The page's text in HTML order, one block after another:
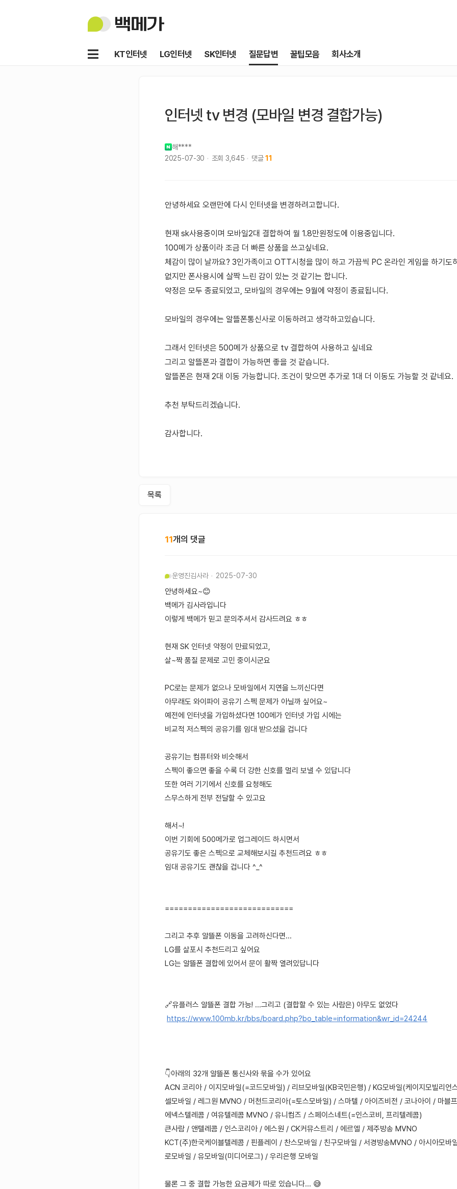
백
KT인터넷
LG인터넷 SK인터넷 질문답변 꿀팁모음 회사소개
메
인터넷 tv 변경 (모바일 변경 결합가능)
해****
2025-07-30
조회 3,645 댓글 11
안녕하세요 오랜만에 다시 인터넷을 변경하려고합니다.
현재 sk사용중이며 모바일2대 결합하여 월 1.8만원정도에 이용중입니다.
100메가 상품이라 조금 더 빠른 상품을 쓰고싶네요.
체감이 많이 날까요? 3인가족이고 OTT시청을 많이 하고 가끔씩 PC 온라인 게임을 하기도
없지만 폰사용시에 살짝 느린 감이 있는 것 같기는 합니다.
약정은 모두 종료되었고, 모바일의 경우에는 9월에 약정이 종료됩니다.
모바일의 경우에는 알뜰폰통신사로 이동하려고 생각하고있습니다.
그래서 인터넷은 500메가 상품으로 tv 결합하여 사용하고 싶네요
그리고 알뜰폰과 결합이 가능하면 좋을 것 같습니다.
알뜰폰은 현재 2대 이동 가능합니다. 조건이 맞으면 추가로 1대 더 이동도 가능할 것 같네요.
추천 부탁드리겠습니다.
감사합니다.
목록
11개의 댓글
운영진김사라 2025-07-30
안녕하세요~😊
백메가 김사라입니다
이렇게 백메가 믿고 문의주셔서 감사드려요 ㅎㅎ
현재 SK 인터넷 약정이 만료되었고,
살~짝 품질 문제로 고민 중이시군요
PC로는 문제가 없으나 모바일에서 지연을 느끼신다면
아무래도 와이파이 공유기 스펙 문제가 아닐까 싶어요~
예전에 인터넷을 가입하셨다면 100메가 인터넷 가입 시에는
비교적 저스펙의 공유기를 임대 받으셨을 겁니다
공유기는 컴퓨터와 비슷해서
스펙이 좋으면 좋을 수록 더 강한 신호를 멀리 보낼 수 있답니다
또한 여러 기기에서 신호를 요청해도
스무스하게 전부 전달할 수 있고요
해서~!
이번 기회에 500메가로 업그레이드 하시면서
공유기도 좋은 스펙으로 교체해보시길 추천드려요 ㅎㅎ
임대 공유기도 괜찮을 겁니다 ^_^
============================
그리고 추후 알뜰폰 이동을 고려하신다면...
LG를 살포시 추천드리고 싶어요
LG는 알뜰폰 결합에 있어서 문이 활짝 열려있답니다
🔗유플러스 알뜰폰 결합 가능! ...그리고 (결합할 수 있는 사람은) 아무도 없었다
https://www.100mb.kr/bbs/board.php?bo_table=information&wr_id=24244
👇아래의 32개 알뜰폰 통신사와 묶을 수가 있어요
ACN 코리아 / 이지모바일(=코드모바일) / 리브모바일(KB국민은행) / KG모바일(케이지모빌리언
셀모바일 / 레그원 MVNO / 머천드코리아(=토스모바일) / 스마텔 / 아이즈비전 / 코나아이 / 마블
에넥스텔레콤 / 여유텔레콤 MVNO / 유니컴즈 / 스페이스네트(=인스코비, 프리텔레콤)
큰사람 / 앤텔레콤 / 인스코리아 / 에스원 / CK커뮤스트리 / 에르엘 / 제주방송 MVNO
KCT(주)한국케이블텔레콤 / 핀플레이 / 찬스모바일 / 친구모바일 / 서경방송MVNO / 아시아모바
로모바일 / 유모바일(미디어로그) / 우리은행 모바일
물론 그 중 결합 가능한 요금제가 따로 있습니다... 😅